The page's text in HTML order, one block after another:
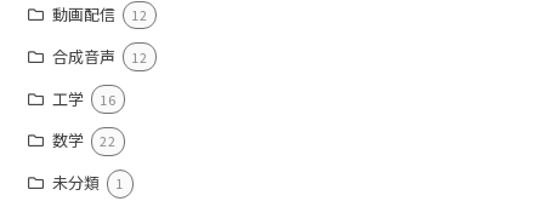
動画配信 12
合成音声 12
工学 16
数学 22
未分類 1